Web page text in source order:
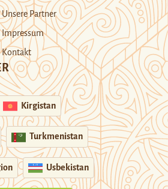
Unsere Partner
Impressum
Kontakt
Kirgistan
Turkmenistan
Usbekistan